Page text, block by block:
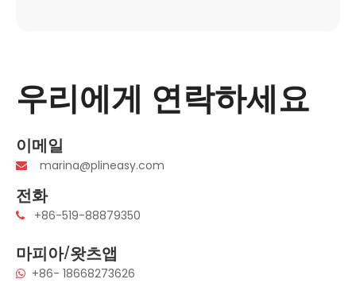
우리에게 연락하세요
이메일
 marina@plineasy.com
전화
 +86-519-88879350
마피아/왓츠앱
 +86- 18668273626